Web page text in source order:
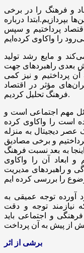
و فرهنگ را در برخی
بپردازیم.ابتدا
درباره
پرداختیم و سپس
و مایع رشد تولید
بعدی راهبردهای جهت
آن پرداختیم و نیز کمی
مؤثر در اقتصاد
فرهنگ تحلیل کردیم.
مهم اجتماعی است و
است را واکاوی کرده
عصر دیجیتال به منزله
و برخی مصادیق
اینجا به بعد نسبت فرهنگ
و ابعاد آن را واکاوی
و راهبردهای مدیریت
را بررسی کرده ایم
آورده توجه عمیقی به
نیازمند توجه و دقت
و اجتماعی باید
برشی از اثر